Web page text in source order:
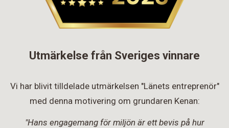
Utmärkelse från Sveriges vinnare
Vi har blivit tilldelade utmärkelsen "Länets entreprenör"
med denna motivering om grundaren Kenan:
"Hans engagemang för miljön är ett bevis på hur